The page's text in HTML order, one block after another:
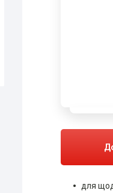
для